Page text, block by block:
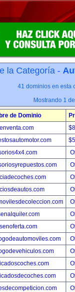
la Categoría -
41 dominios en esta
Mostrando 1
de Dominio